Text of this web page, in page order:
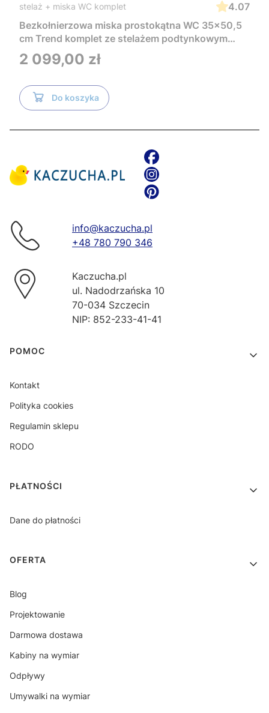
stelaż + miska WC komplet
4.07
Bezkołnierzowa miska prostokątna WC 35x50,5
cm Trend komplet ze stelażem podtynkowym
Tece i czarnym przyciskiem TeceNow
TR2216+Tece
Cena
2 099,00 zł
Do koszyka
info@kaczucha.pl
+48 780 790 346
Kaczucha.pl
ul. Nadodrzańska 10
70-034 Szczecin
NIP: 852-233-41-41
Linki w stopce
POMOC
Kontakt
Polityka cookies
Regulamin sklepu
RODO
PŁATNOŚCI
Dane do płatności
OFERTA
Blog
Projektowanie
Darmowa dostawa
Kabiny na wymiar
Odpływy
Umywalki na wymiar